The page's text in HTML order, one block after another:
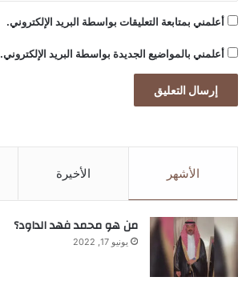
أعلمني بمتابعة التعليقات بواسطة البريد الإلكتروني.
أعلمني بالمواضيع الجديدة بواسطة البريد الإلكتروني.
الأشهر الأخيرة
من هو محمد فهد الداود؟
يونيو 17, 2022